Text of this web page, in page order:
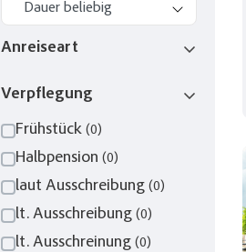
Anreiseart
Verpflegung
Frühstück (0)
Halbpension (0)
laut Ausschreibung (0)
lt. Ausschreibung (0)
lt. Ausschreinung (0)